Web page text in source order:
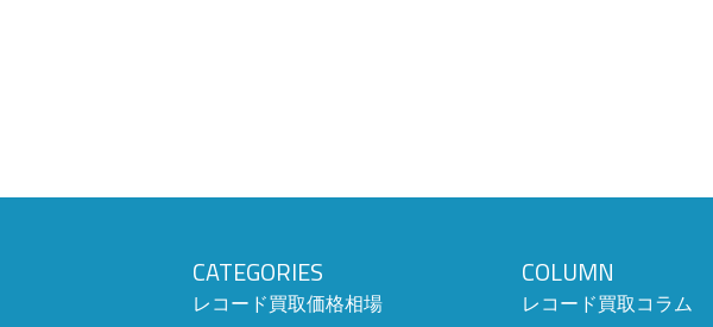
CATEGORIES
レコード買取価格相場
COLUMN
レコード買取コラム